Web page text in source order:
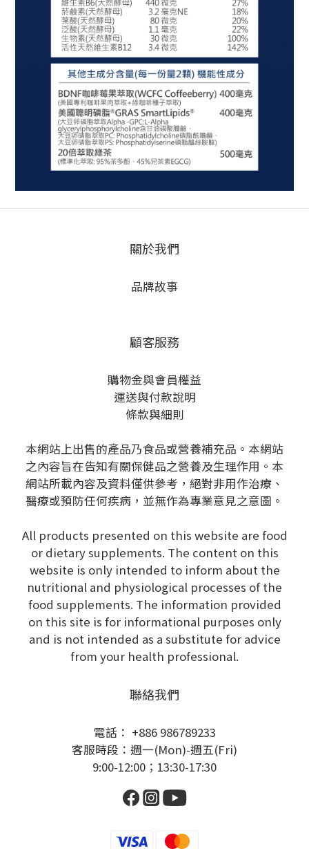
關於我們
品牌故事
顧客服務
購物金與會員權益
運送與付款說明
條款與細則
本網站上出售的產品乃食品或營養補充品。本網站
之內容旨在告知有關保健品之營養及生理作用。本
網站所載內容及資料僅供參考，絕對非用作治療、
醫療或預防任何疾病，並無作為專業意見之意圖。
All products presented on this website are food
or dietary supplements. The content on this
website is only intended to inform about the
nutritional and physiological processes of the
food supplements. The information provided
on this site is for informational purposes only
and is not intended as a substitute for advice
from your health professional.
聯絡我們
電話： +886 986789233
客服時段：週一(Mon)-週五(Fri)
9:00-12:00；13:30-17:30